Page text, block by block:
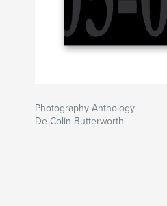
Photography Anthology
De Colin Butterworth